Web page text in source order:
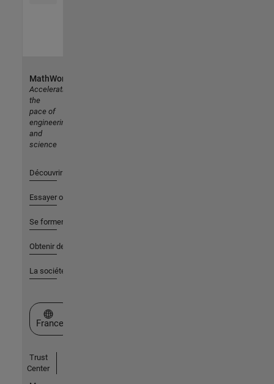
MathWorks
Accelerating
the
pace of
engineering
and
science
Découvrir les produits
Essayer ou acheter
Se former
Obtenir de l'aide
La société
Sélectionner un site web
France
Trust
Center